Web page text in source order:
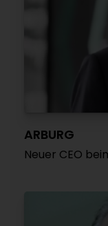
ARBURG
Neuer CEO